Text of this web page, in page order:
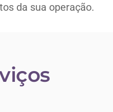
da sua operação.